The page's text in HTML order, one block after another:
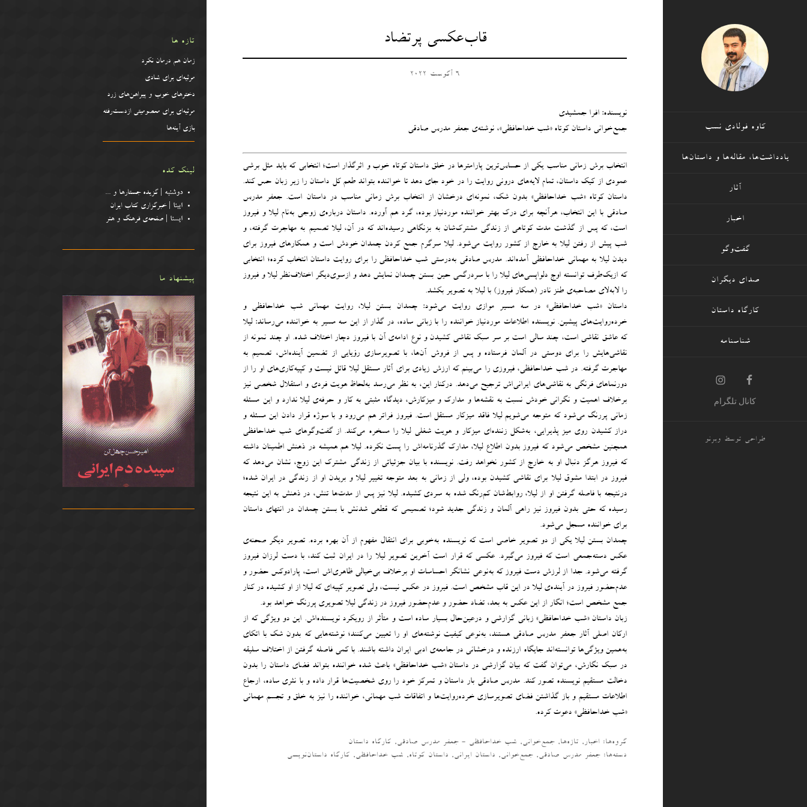
کاوه فولادی نسب
یادداشت‌ها، مقاله‌ها و داستان‌ها
آثار
اخبار
گفت‌وگو
صدای دیگران
کارگاه داستان
شناسنامه
کانال تلگرام
طراحی توسط وبرنو
قاب‌عکسی پرتضاد
6 آگوست 2022
نویسنده: افرا جمشیدی
جمع‌خوانی داستان کوتاه «شب خداحافظی»، نوشته‌ی جعفر مدرس صادقی
انتخاب برش زمانی مناسب یکی از حساس‌ترین پارامترها در خلق داستان‌ کوتاه خوب و اثرگذار است؛ انتخابی که باید مثل برشی
عمودی از کیک داستان، تمام لایه‌های درونی روایت را در خود جای دهد تا خواننده بتواند طعم کل داستان را زیر زبان حس کند.
داستان کوتاه «شب خداحافظی» بدون ‌شک، نمونه‌ای درخشان از انتخاب برش زمانی مناسب در داستان است. جعفر مدرس
صادقی با این انتخاب، هرآنچه برای درک بهتر خواننده موردنیاز بوده، گرد هم آورده‌. داستان درباره‌ی زوجی به‌نام‌ لیلا و فیروز
است، که پس از گذشت مدت کوتاهی از زندگی مشترک‌شان به بزنگاهی رسیده‌اند که در آن، لیلا تصمیم به مهاجرت گرفته، و
شب پیش از رفتن لیلا به خارج از کشور روایت می‌شود. لیلا سرگرم جمع ‌کردن چمدان خودش است و همکارهای فیروز برای
دیدن لیلا به مهمانی خداحافظی آمده‌اند. مدرس صادقی به‌درستی شب خداحافظی را برای روایت داستان انتخاب کرده‌؛ انتخابی
که ازیک‌طرف توانسته اوج دلواپسی‌های لیلا را با سردرگمی حین بستن چمدان نمایش دهد و ازسوی‌دیگر اختلاف‌نظر لیلا و فیروز
را لابه‌لای مصاحبه‌ی طنز نادر (همکار فیروز) با لیلا به تصویر بکشد.
داستان «شب خداحافظی» در سه مسیر موازی روایت می‌شود: چمدان بستن لیلا، روایت مهمانی شب خداحافظی و
خرده‌روایت‌های پیشین. نویسنده اطلاعات موردنیاز خواننده را با زبانی ساده، در گذار از این سه مسیر به خواننده می‌رساند: لیلا
که عاشق نقاشی است، چند سالی است بر سر سبک نقاشی کشیدن و نوع ادامه‌ی آن با فیروز دچار اختلاف شده‌. او چند نمونه از
نقاشی‌هایش را برای دوستی در آلمان فرستاده و پس از فروش آن‌ها، با تصویرسازی رؤیایی از تضمین آینده‌اش، تصمیم به
مهاجرت گرفته‌. در شب خداحافظی، فیروزی را می‌بینم که ارزش زیادی برای آثار مستقل لیلا قائل نیست و کپیه‌کاری‌های او را از
دورنماهای فرنگی به نقاشی‌های ایرانی‌اش ترجیح می‌دهد. درکنار این، به ‌نظر می‌رسد به‌لحاظ هویت فردی و استقلال شخصی نیز
برخلاف اهمیت و نگرانی‌ خودش نسبت به نقشه‌ها و مدارک و میزکارش، دیدگاه مثبتی به کار و حرفه‌ی لیلا ندارد و این مسئله
زمانی پررنگ می‌شود که متوجه می‌شویم لیلا فاقد میزکار مستقل است. فیروز فراتر هم می‌رود و با سوژه قرار دادن این مسئله و
دراز کشیدن روی میز پذیرایی، به‌شکل زننده‌ای میزکار و هویت شغلی لیلا را مسخره می‌کند. از گفت‌وگوهای شب خداحافظی
همچنین مشخص می‌شود که فیروز بدون اطلاع لیلا، مدارک گذرنامه‌اش را پست نکرده‌. لیلا هم همیشه در ذهنش اطمینان داشته
که فیروز هرگز دنبال او به خارج از کشور نخواهد رفت. نویسنده با بیان جزئیاتی از زندگی مشترک این زوج، نشان می‌دهد که
فیروز در ابتدا مشوق لیلا برای نقاشی ‌کشیدن بوده، ولی از زمانی به بعد متوجه تغییر لیلا و بریدن او از زندگی در ایران شده؛
درنتیجه با فاصله گرفتن او از لیلا، روابط‌شان کم‌رنگ شده به سردی کشیده. لیلا نیز پس از مدت‌ها تنش، در ذهنش به این نتیجه
رسیده که حتی بدون فیروز نیز راهی آلمان و زندگی جدید شود؛ تصمیمی که قطعی شدنش با بستن چمدان در انتهای داستان
برای خواننده مسجل می‌شود.
چمدان بستن لیلا یکی از دو تصویر خاصی است که نویسنده به‌خوبی برای انتقال مفهوم از آن بهره برده‌. تصویر دیگر صحنه‌ی
عکس دسته‌جمعی است که فیروز می‌گیرد. عکسی که قرار است آخرین تصویر لیلا را در ایران ثبت کند، با دست لرزان فیروز
گرفته می‌شود. جدا از لرزش دست فیروز که به‌نوعی نشانگر احساسات او برخلاف بی‌خیالی ظاهری‌اش است، پارادوکس حضور و
عدم‌حضور فیروز در آینده‌ی لیلا در این قاب مشخص است. فیروز در عکس نیست، ولی تصویر کپیه‌ای که لیلا از او کشیده در کنار
جمع مشخص است؛ انگار از این عکس به ‌بعد، تضاد حضور و عدم‌حضور فیروز در زندگی لیلا تصویری پررنگ خواهد بود.
زبان داستان «شب خداحافظی» زبانی گزارشی و درعین‌حال بسیار ساده است و متأثر از رویکرد نویسنده‌اش. این دو ویژگی که از
ارکان اصلی آثار جعفر مدرس صادقی هستند، به‌نوعی کیفیت نوشته‌های او را تعیین می‌کنند؛ نوشته‌هایی که بدون شک با اتکای
به‌همین ویژگی‌ها توانسته‌اند جایگاه ارزنده و درخشانی در جامعه‌ی ادبی ایران داشته باشند. با کمی فاصله گرفتن از اختلاف سلیقه
در سبک نگارش، می‌توان گفت که بیان گزارشی در داستان «شب خداحافظی» باعث شده خواننده بتواند فضای داستان را بدون
دخالت مستقیم نویسنده تصور کند. مدرس صادقی بار داستان و تمرکز خود را روی شخصیت‌ها قرار داده و با نثری ساده، ارجاع
اطلاعات مستقیم و باز گذاشتن فضای تصویرسازی خرده‌روایت‌ها و اتفاقات شب مهمانی، خواننده را نیز به خلق و تجسم مهمانی
«شب خداحافظی» دعوت کرده.
گروه‌ها: اخبار, تازه‌ها, جمع‌خوانی, شب خداحافظی - جعفر مدرس صادقی, کارگاه داستان
دسته‌‌ها: جعفر مدرس صادقی, جمع‌خوانی, داستان ایرانی, داستان کوتاه, شب خداحافظی, کارگاه داستان‌نویسی
تازه ها
زمان هم درمان نکرد
مرثیه‌ای برای شادی
دخترهای خوب و پیراهن‌‌های زرد
مرثیه‌ای برای معصومیتی ازدست‌رفته
بازی آینه‌ها
لینک کده
دوشنبه | گزیده جستارها و ...
ایبنا | خبرگزاری کتاب ایران
ایسنا | صفحه‌ی فرهنگ و هنر
پیشنهاد ما